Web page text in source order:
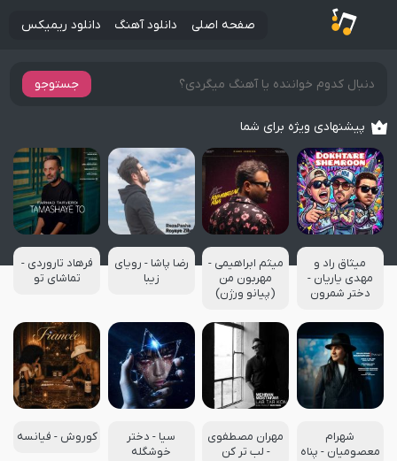
صفحه اصلی دانلود آهنگ دانلود ریمیکس
جستوجو
پیشنهادی ویژه برای شما
میثاق راد و
مهدی یاریان -
دختر شمرون
میثم ابراهیمی -
مهربون من
(پیانو ورژن)
رضا پاشا - رویای
زیبا
فرهاد تاروردی -
تماشای تو
شهرام
معصومیان - پناه
مهران مصطفوی
- لب تر کن
سیا - دختر
خوشگله
کوروش - فیانسه